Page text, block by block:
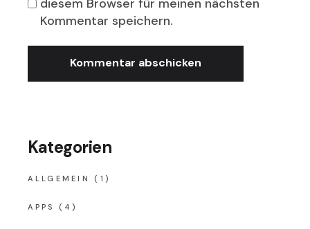
diesem Browser für meinen nächsten
Kommentar speichern.
Kommentar abschicken
Kategorien
ALLGEMEIN (1)
APPS (4)